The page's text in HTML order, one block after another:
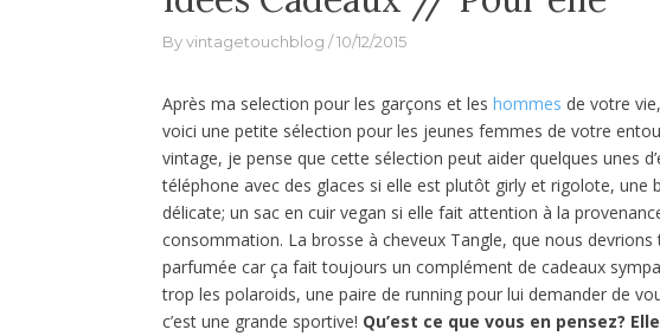
Byvintagetouchblog 10/12/2015
Après ma selection pour les garçons et les hommes de votre
voici une petite sélection pour les jeunes femmes de votre
vintage, je pense que cette sélection peut aider quelques unes
téléphone avec des glaces si elle est plutôt girly et rigolote, une
délicate; un sac en cuir vegan si elle fait attention à la
consommation. La brosse à cheveux Tangle, que nous
parfumée car ça fait toujours un complément de cadeaux
trop les polaroids, une paire de running pour lui demander de
c’est une grande sportive! Qu’est ce que vous en pensez?